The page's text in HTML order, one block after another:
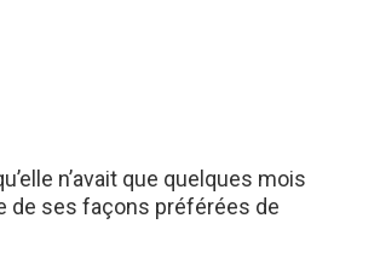
n’avait que quelques mois
de ses façons préférées de